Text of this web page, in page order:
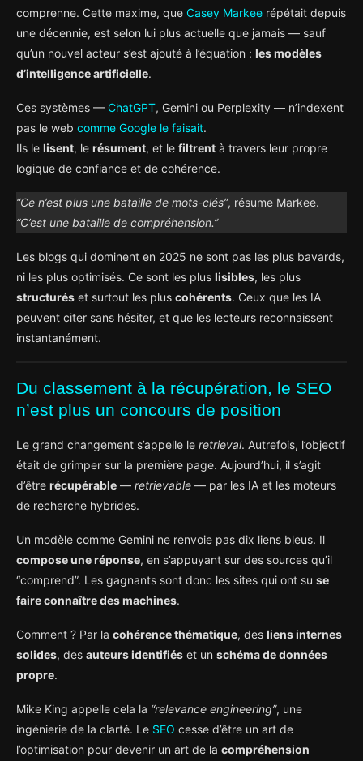
comprenne. Cette maxime, que Casey Markee répétait depuis
une décennie, est selon lui plus actuelle que jamais — sauf
qu’un nouvel acteur s’est ajouté à l’équation : les modèles
d’intelligence artificielle.
Ces systèmes — ChatGPT, Gemini ou Perplexity — n’indexent
pas le web comme Google le faisait.
Ils le lisent, le résument, et le filtrent à travers leur propre
logique de confiance et de cohérence.
“Ce n’est plus une bataille de mots-clés”, résume Markee.
“C’est une bataille de compréhension.”
Les blogs qui dominent en 2025 ne sont pas les plus bavards,
ni les plus optimisés. Ce sont les plus lisibles, les plus
structurés et surtout les plus cohérents. Ceux que les IA
peuvent citer sans hésiter, et que les lecteurs reconnaissent
instantanément.
Du classement à la récupération, le SEO
n’est plus un concours de position
Le grand changement s’appelle le retrieval. Autrefois, l’objectif
était de grimper sur la première page. Aujourd’hui, il s’agit
d’être récupérable — retrievable — par les IA et les moteurs
de recherche hybrides.
Un modèle comme Gemini ne renvoie pas dix liens bleus. Il
compose une réponse, en s’appuyant sur des sources qu’il
“comprend”. Les gagnants sont donc les sites qui ont su se
faire connaître des machines.
Comment ? Par la cohérence thématique, des liens internes
solides, des auteurs identifiés et un schéma de données
propre.
Mike King appelle cela la “relevance engineering”, une
ingénierie de la clarté. Le SEO cesse d’être un art de
l’optimisation pour devenir un art de la compréhension